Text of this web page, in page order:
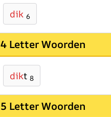
dik 6
4 Letter Woorden
dikt 8
5 Letter Woorden